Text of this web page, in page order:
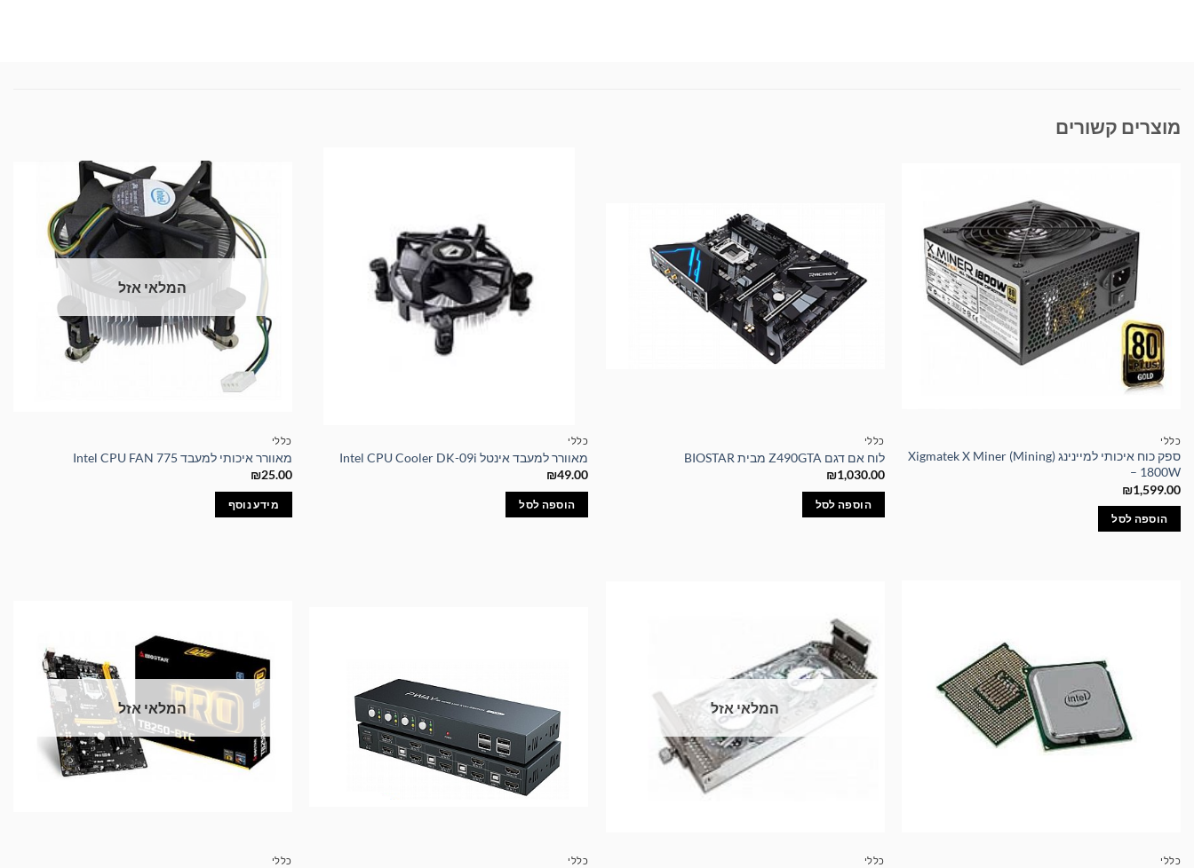
מוצרים קשורים
כללי
ספק כוח איכותי למיינינג Xigmatek X Miner (Mining)
– 1800W
₪1,599.00
הוספה לסל
כללי
לוח אם דגם Z490GTA מבית BIOSTAR
₪1,030.00
הוספה לסל
כללי
מאוורר למעבד אינטל Intel CPU Cooler DK-09i
₪49.00
הוספה לסל
המלאי אזל
כללי
מאוורר איכותי למעבד Intel CPU FAN 775
₪25.00
מידע נוסף
כללי
המלאי אזל
כללי כללי
המלאי אזל
כללי